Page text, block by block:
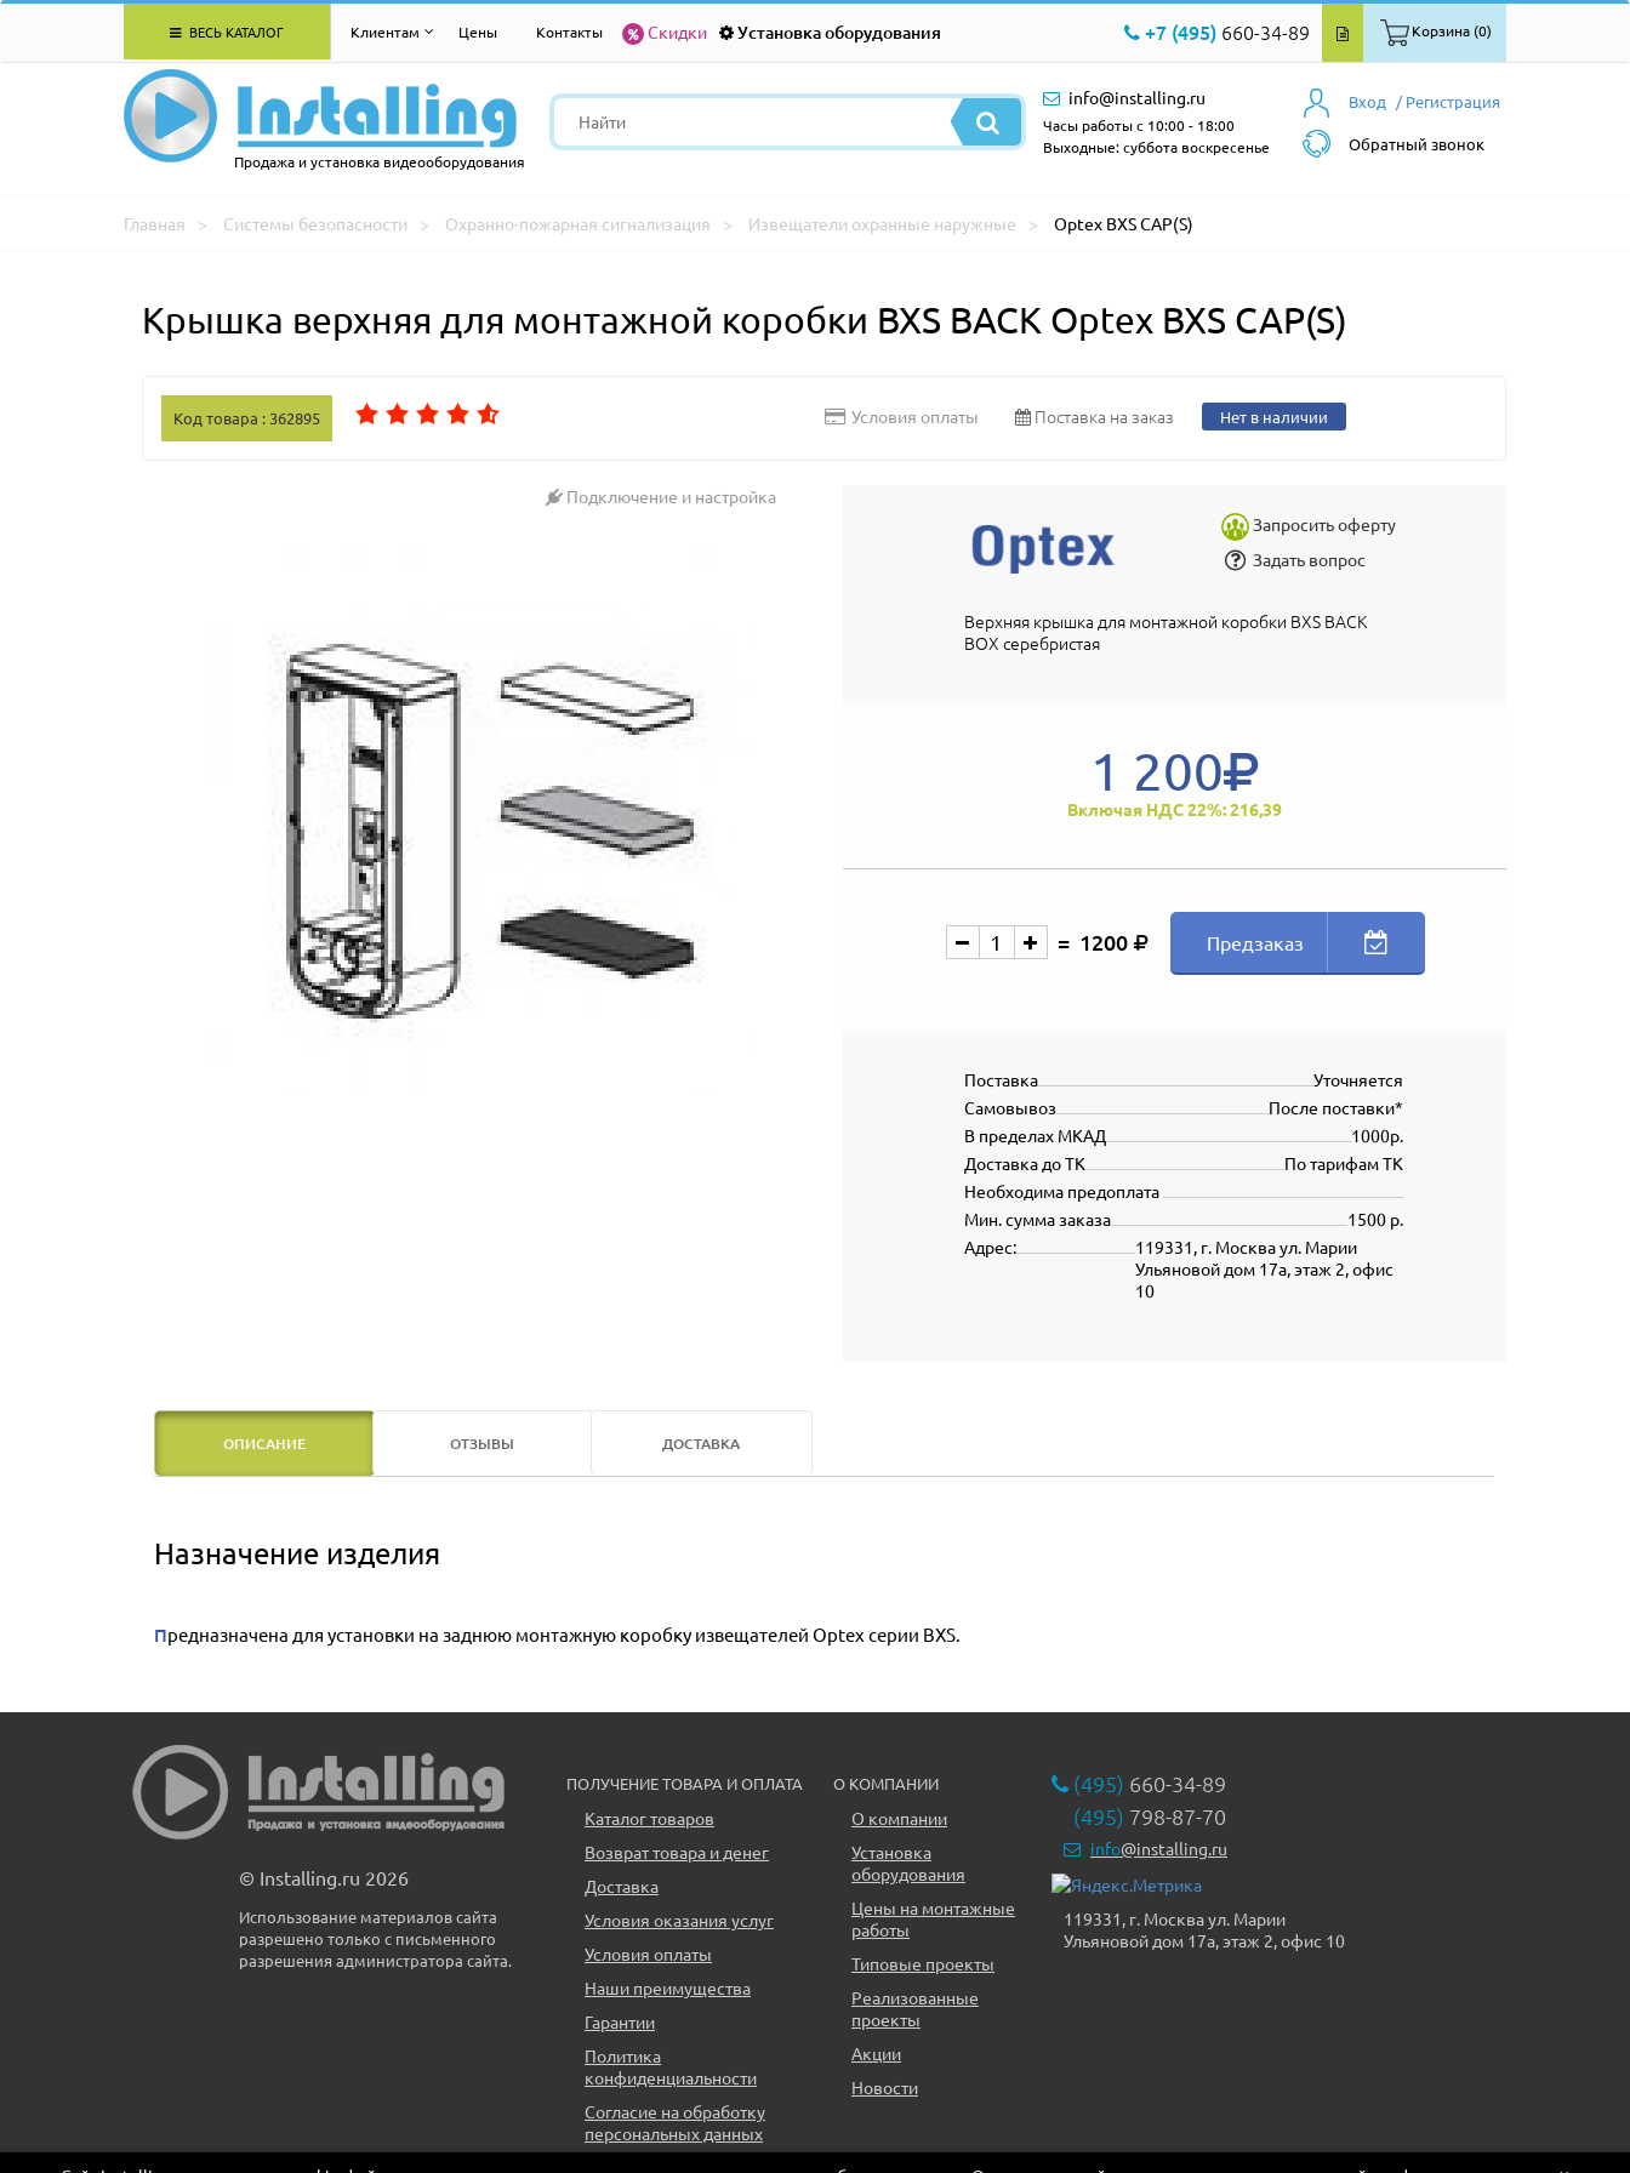
ВЕСЬ КАТАЛОГ Клиентам Цены Контакты Скидки Установка оборудования +7 (495) 660-34-89 Корзина (0)
Продажа и установка видеооборудования
Вход / Регистрация
Обратный звонок
info@installing.ru
Часы работы с 10:00 - 18:00
Выходные: суббота воскресенье
Главная Системы безопасности Охранно-пожарная сигнализация Извещатели охранные наружные Optex BXS CAP(S)
Крышка верхняя для монтажной коробки BXS BACK Optex BXS CAP(S)
Код товара : 362895 Условия оплаты Поставка на заказ Нет в наличии
Подключение и настройка
Запросить оферту
Задать вопрос
Верхняя крышка для монтажной коробки BXS BACK
BOX серебристая
1 200
Включая НДС 22%: 216,39
1200 Предзаказ
Уточняется
Поставка
После поставки*
Самовывоз
1000р.
В пределах МКАД
По тарифам ТК
Доставка до ТК
Необходима предоплата
1500 р.
Мин. сумма заказа
119331, г. Москва ул. Марии
Ульяновой дом 17а, этаж 2, офис
10
Адрес:
ОПИСАНИЕ ОТЗЫВЫ ДОСТАВКА
Назначение изделия
Предназначена для установки на заднюю монтажную коробку извещателей Optex серии BXS.
© Installing.ru 2026
Использование материалов сайта
разрешено только с письменного
разрешения администратора сайта.
ПОЛУЧЕНИЕ ТОВАРА И ОПЛАТА
Каталог товаров
Возврат товара и денег
Доставка
Условия оказания услуг
Условия оплаты
Наши преимущества
Гарантии
Политика
конфиденциальности
Согласие на обработку
персональных данных
О КОМПАНИИ
О компании
Установка
оборудования
Цены на монтажные
работы
Типовые проекты
Реализованные
проекты
Акции
Новости
(495) 660-34-89
(495) 798-87-70
info@installing.ru
119331, г. Москва ул. Марии
Ульяновой дом 17а, этаж 2, офис 10